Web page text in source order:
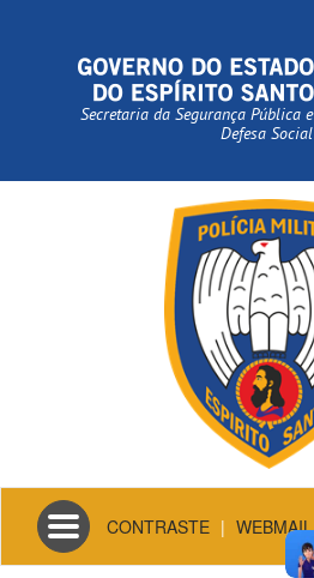
Secretaria da Segurança Pública e
Defesa Social
Toggle
navigation
CONTRASTE | WEBMAIL